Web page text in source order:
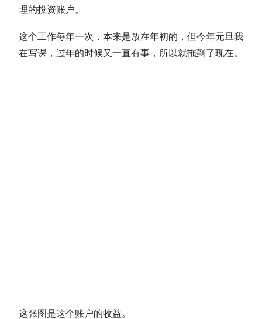
理的投资账户。
这个工作每年一次，本来是放在年初的，但今年元旦我
在写课，过年的时候又一直有事，所以就拖到了现在。
这张图是这个账户的收益。